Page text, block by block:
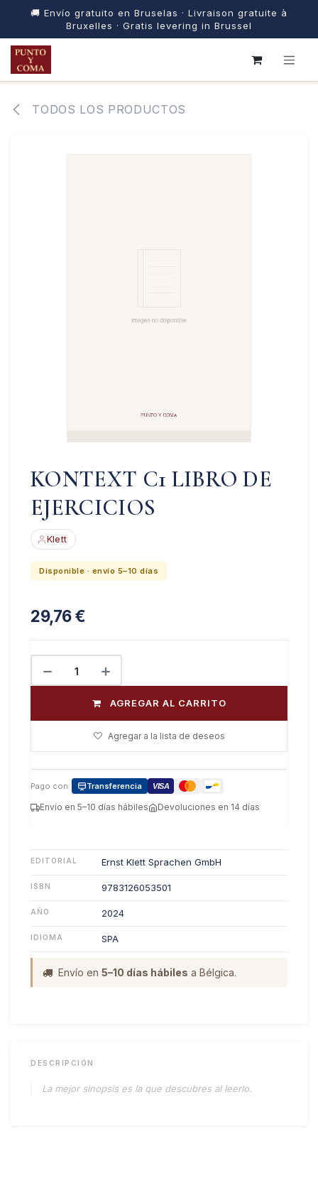
🚚 Envío gratuito en Bruselas · Livraison gratuite à
Bruxelles · Gratis levering in Brussel
IR AL CONTENIDO
TODOS LOS PRODUCTOS
KONTEXT C1 LIBRO DE
EJERCICIOS
Klett
Disponible · envío 5–10 días
29,76€
AGREGAR AL CARRITO
Agregar a la lista de deseos
Pago con: Transferencia VISA
Envío en 5–10 días hábiles Devoluciones en 14 días
EDITORIAL Ernst Klett Sprachen GmbH
ISBN 9783126053501
AÑO 2024
IDIOMA SPA
Envío en 5–10 días hábiles a Bélgica.
DESCRIPCIÓN
La mejor sinopsis es la que descubres al leerlo.